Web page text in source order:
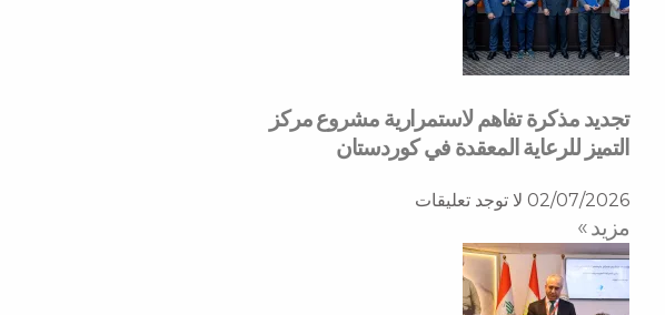
تجديد مذكرة تفاهم لاستمرارية مشروع مركز
التميز للرعاية المعقدة في كوردستان
02/07/2026 لا توجد تعليقات
مزید »